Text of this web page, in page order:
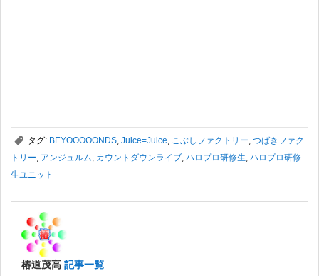
, タグ: BEYOOOOONDS, Juice=Juice, こぶしファクトリー, つばきファク
トリー, アンジュルム, カウントダウンライブ, ハロプロ研修生, ハロプロ研修
生ユニット
椿道茂高 記事一覧